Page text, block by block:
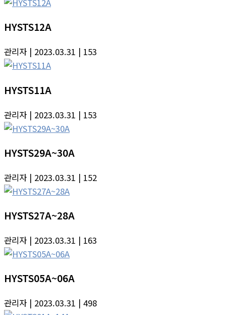
HYSTS12A
관리자 | 2023.03.31 | 153
HYSTS11A
관리자 | 2023.03.31 | 153
HYSTS29A~30A
관리자 | 2023.03.31 | 152
HYSTS27A~28A
관리자 | 2023.03.31 | 163
HYSTS05A~06A
관리자 | 2023.03.31 | 498